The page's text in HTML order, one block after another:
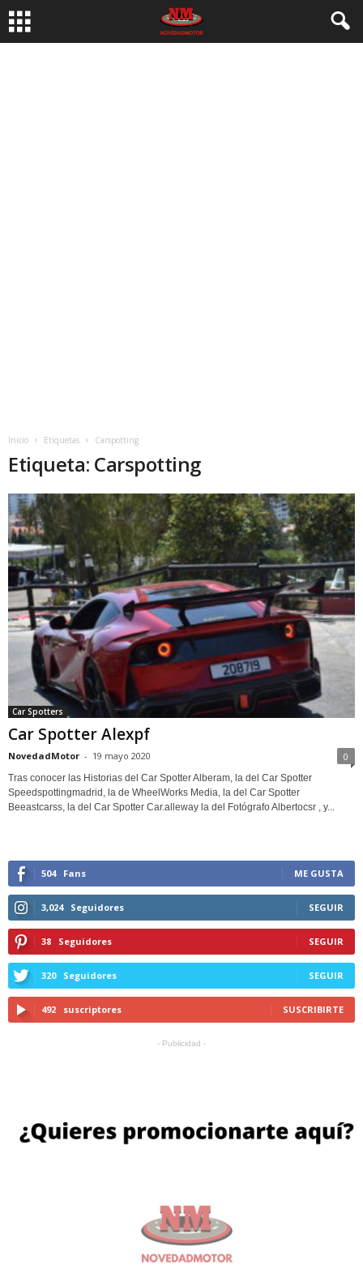
Inicio Etiquetas Carspotting
Etiqueta: Carspotting
Car Spotters
Car Spotter Alexpf
NovedadMotor - 19 mayo 2020 0
Tras conocer las Historias del Car Spotter Alberam, la del Car Spotter
Speedspottingmadrid, la de WheelWorks Media, la del Car Spotter
Beeastcarss, la del Car Spotter Car.alleway la del Fotógrafo Albertocsr , y...
504 Fans ME GUSTA
3,024 Seguidores SEGUIR
38 Seguidores SEGUIR
320 Seguidores SEGUIR
492 suscriptores SUSCRIBIRTE
- Publicidad -